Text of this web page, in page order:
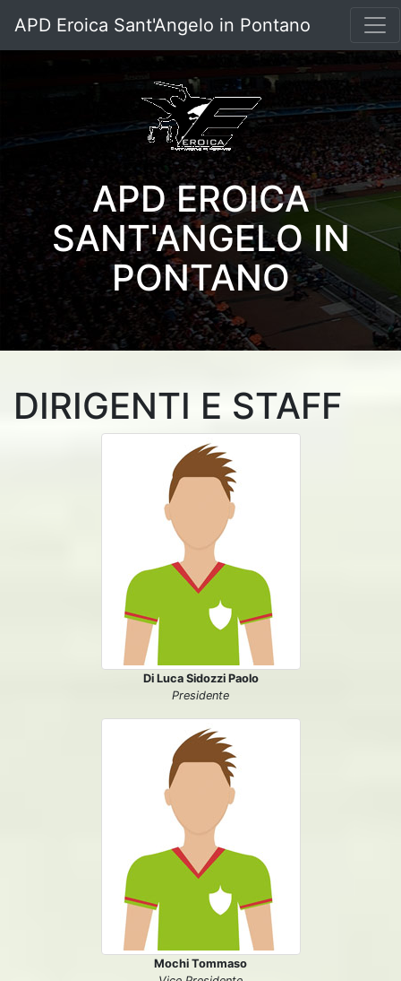
APD Eroica Sant'Angelo in Pontano
APD EROICA
SANT'ANGELO IN
PONTANO
DIRIGENTI E STAFF
Di Luca Sidozzi Paolo
Presidente
Mochi Tommaso